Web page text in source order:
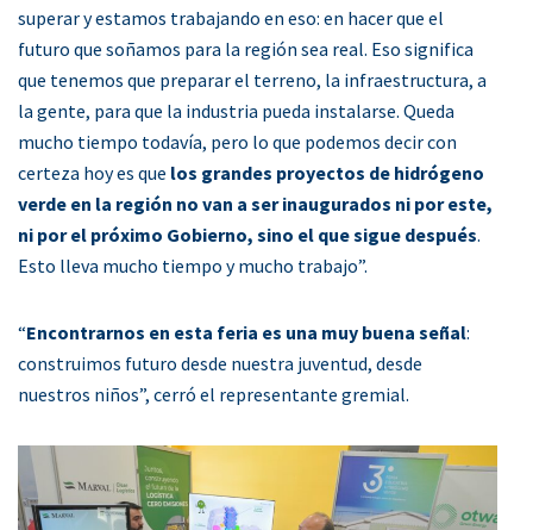
superar y estamos trabajando en eso: en hacer que el
futuro que soñamos para la región sea real. Eso significa
que tenemos que preparar el terreno, la infraestructura, a
la gente, para que la industria pueda instalarse. Queda
mucho tiempo todavía, pero lo que podemos decir con
certeza hoy es que los grandes proyectos de hidrógeno
verde en la región no van a ser inaugurados ni por este,
ni por el próximo Gobierno, sino el que sigue después.
Esto lleva mucho tiempo y mucho trabajo”.
“Encontrarnos en esta feria es una muy buena señal:
construimos futuro desde nuestra juventud, desde
nuestros niños”, cerró el representante gremial.